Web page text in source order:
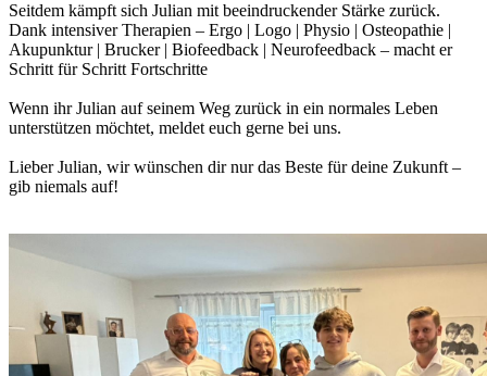
Seitdem kämpft sich Julian mit beeindruckender Stärke zurück.
Dank intensiver Therapien – Ergo | Logo | Physio | Osteopathie |
Akupunktur | Brucker | Biofeedback | Neurofeedback – macht er
Schritt für Schritt Fortschritte
Wenn ihr Julian auf seinem Weg zurück in ein normales Leben
unterstützen möchtet, meldet euch gerne bei uns.
Lieber Julian, wir wünschen dir nur das Beste für deine Zukunft –
gib niemals auf!